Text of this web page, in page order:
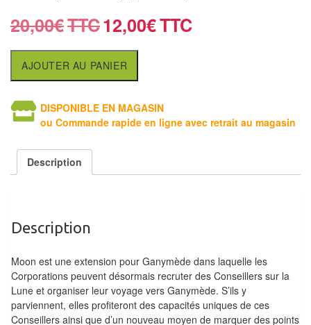
air
Pendules
Echiquier
pour
aveugles
Logiciels
d'échecs
anglais
Livres
en
français
20,00€ 12,00€
AJOUTER AU PANIER
DISPONIBLE EN MAGASIN
ou Commande rapide en ligne avec retrait au magasin
Description
Description
Moon est une extension pour Ganymède dans laquelle les
Corporations peuvent désormais recruter des Conseillers sur la
Lune et organiser leur voyage vers Ganymède. S’ils y
parviennent, elles profiteront des capacités uniques de ces
Conseillers ainsi que d’un nouveau moyen de marquer des points